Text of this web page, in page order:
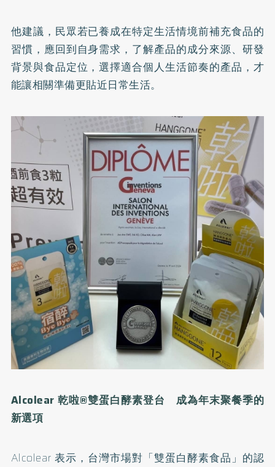
他建議，民眾若已養成在特定生活情境前補充食品的
習慣，應回到自身需求，了解產品的成分來源、研發
背景與食品定位，選擇適合個人生活節奏的產品，才
能讓相關準備更貼近日常生活。
Alcolear 乾啦®雙蛋白酵素登台 成為年末聚餐季的
新選項
Alcolear 表示，台灣市場對「雙蛋白酵素食品」的認